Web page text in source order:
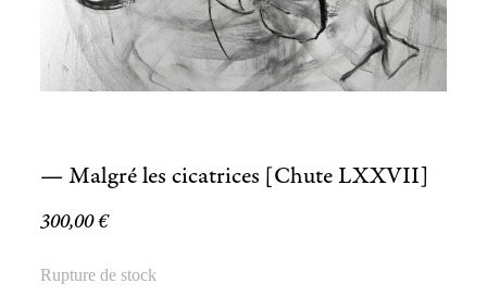
— Malgré les cicatrices [Chute LXXVII]
300,00€
Rupture de stock